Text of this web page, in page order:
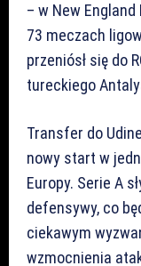
– w New England
73 meczach
przeniósł się do
tureckiego
Transfer do
nowy start w
Europy. Serie A
defensywy, co
ciekawym
wzmocnienia